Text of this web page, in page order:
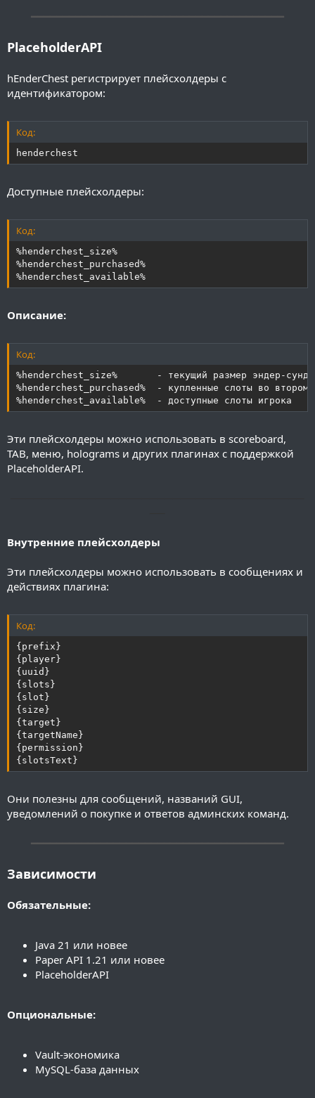
━━━━━━━━━━━━━━━━━━━━━━━━━━━━━━━━━━━━━━━━
PlaceholderAPI
hEnderChest регистрирует плейсхолдеры с
идентификатором:
Код:
henderchest
Доступные плейсхолдеры:
Код:
%henderchest_size%
%henderchest_purchased%
%henderchest_available%
Описание:
Код:
%henderchest_size%       - текущий размер эндер-
%henderchest_purchased%  - купленные слоты во втором
%henderchest_available%  - доступные слоты игрока
Эти плейсхолдеры можно использовать в scoreboard,
TAB, меню, holograms и других плагинах с поддержкой
PlaceholderAPI.
Внутренние плейсхолдеры
Эти плейсхолдеры можно использовать в сообщениях и
действиях плагина:
Код:
{prefix}
{player}
{uuid}
{slots}
{slot}
{size}
{target}
{targetName}
{permission}
{slotsText}
Они полезны для сообщений, названий GUI,
уведомлений о покупке и ответов админских команд.
━━━━━━━━━━━━━━━━━━━━━━━━━━━━━━━━━━━━━━━━
Зависимости
Обязательные:
Java 21 или новее
Paper API 1.21 или новее
PlaceholderAPI
Опциональные:
Vault-экономика
MySQL-база данных